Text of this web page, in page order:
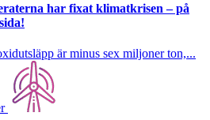
har fixat klimatkrisen – på
är minus sex miljoner ton,...